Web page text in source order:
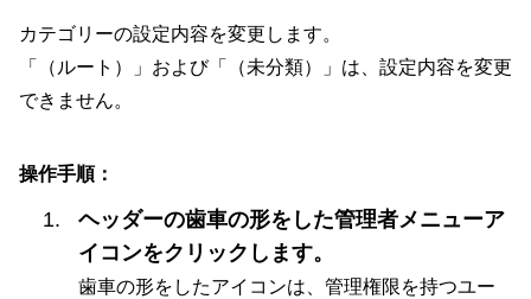
カテゴリーの設定内容を変更します。
「（ルート）」および「（未分類）」は、設定内容を変更
できません。
操作手順：
ヘッダーの歯車の形をした管理者メニューア
イコンをクリックします。
歯車の形をしたアイコンは、管理権限を持つユー